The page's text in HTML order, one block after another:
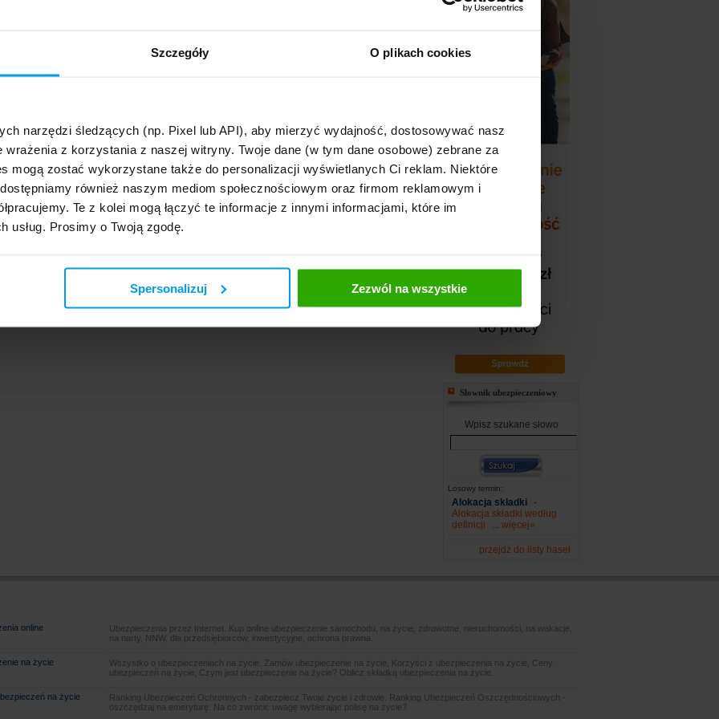
Szczegóły O plikach cookies
narzędzi śledzących (np. Pixel lub API), aby mierzyć wydajność, dostosowywać nasz
wrażenia z korzystania z naszej witryny. Twoje dane (w tym dane osobowe) zebrane za
mogą zostać wykorzystane także do personalizacji wyświetlanych Ci reklam. Niektóre
również naszym mediom społecznościowym oraz firmom reklamowym i
Te z kolei mogą łączyć te informacje z innymi informacjami, które im
usług. Prosimy o Twoją zgodę.
Spersonalizuj Zezwól na wszystkie
skład Zarządu spółek Grupy Ubezpieczeniowej UNIQA w Polsce przedstawia się
Łoziak - Wiceprezes Zarządu ds. współpracy z mieszkalnictwem.
UNIQA Polska
132
« zapisz siďż˝ na Newsletter
Słownik ubezpieczeniowy
Wpisz szukane słowo
Losowy termin:
Alokacja składki
-
Alokacja składki według
definicji
... więcej»
przejdź do listy haseł
online
Ubezpieczenia przez Internet. Kup online ubezpieczenie samochodu, na życie, zdrowotne, nieruchomości, na wakacje,
na narty, NNW, dla przedsiębiorców, inwestycyjne, ochrona prawna.
na życie
Wszystko o ubezpieczeniach na życie. Zamów ubezpieczenie na życie, Korzyści z ubezpieczenia na życie, Ceny
ubezpieczeń na życie, Czym jest ubezpieczenie na życie? Oblicz składką ubezpieczenia na życie.
na życie
Ranking Ubezpieczeń Ochronnych - zabezpiecz Twoje życie i zdrowie. Ranking Ubezpieczeń Oszczędnościowych -
oszczędzaj na emeryturę. Na co zwrócić uwagę wybierając polisę na życie?